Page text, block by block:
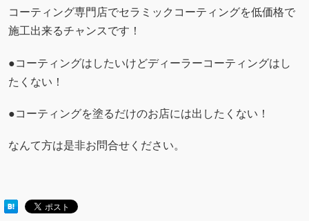
コーティング専門店でセラミックコーティングを低価格で
施工出来るチャンスです！
●コーティングはしたいけどディーラーコーティングはし
たくない！
●コーティングを塗るだけのお店には出したくない！
なんて方は是非お問合せください。